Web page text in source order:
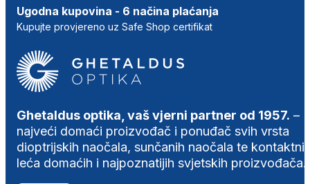
Ugodna kupovina - 6 načina plaćanja
Kupujte provjereno uz Safe Shop certifikat
Ghetaldus optika, vaš vjerni partner od 1957. –
najveći domaći proizvođač i ponuđač svih vrsta
dioptrijskih naočala, sunčanih naočala te
leća domaćih i najpoznatijih svjetskih proizvođača.